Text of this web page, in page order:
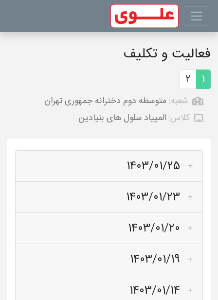
فعالیت و تکلیف
1
2
شعبه: متوسطه دوم دخترانه جمهوری تهران
کلاس: المپیاد سلول های بنیادین
1403/01/25
1403/01/23
1403/01/20
1403/01/19
1403/01/14